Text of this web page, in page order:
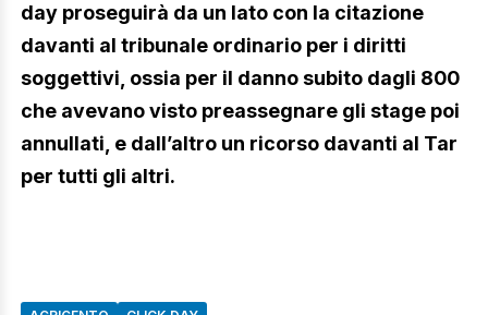
day proseguirà da un lato con la citazione
davanti al tribunale ordinario per i diritti
soggettivi, ossia per il danno subito dagli 800
che avevano visto preassegnare gli stage poi
annullati, e dall’altro un ricorso davanti al Tar
per tutti gli altri.